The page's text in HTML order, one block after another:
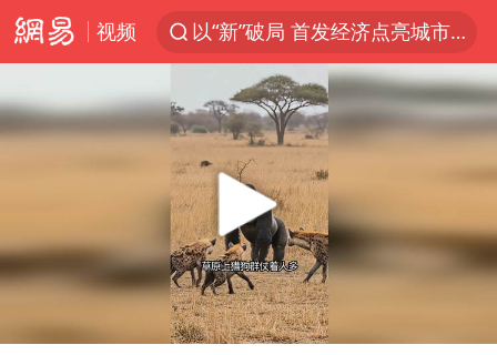
视频
以“新”破局 首发经济点亮城市消费活力
中方回应是否在太平洋海底开采稀土
佛得角门将亮相智利俱乐部主场
多地要求领导干部带头休假
今年已有4位周星驰电影配角去世
Play